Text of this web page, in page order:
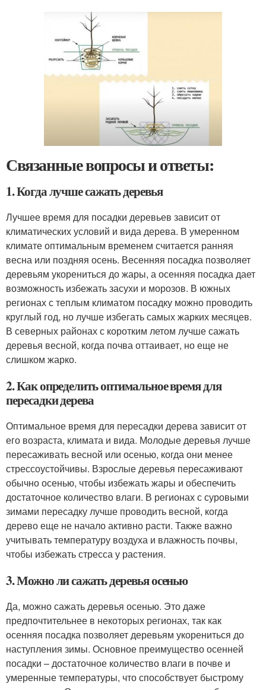
Связанные вопросы и ответы:
1. Когда лучше сажать деревья
Лучшее время для посадки деревьев зависит от
климатических условий и вида дерева. В умеренном
климате оптимальным временем считается ранняя
весна или поздняя осень. Весенняя посадка позволяет
деревьям укорениться до жары, а осенняя посадка дает
возможность избежать засухи и морозов. В южных
регионах с теплым климатом посадку можно проводить
круглый год, но лучше избегать самых жарких месяцев.
В северных районах с коротким летом лучше сажать
деревья весной, когда почва оттаивает, но еще не
слишком жарко.
2. Как определить оптимальное время для
пересадки дерева
Оптимальное время для пересадки дерева зависит от
его возраста, климата и вида. Молодые деревья лучше
пересаживать весной или осенью, когда они менее
стрессоустойчивы. Взрослые деревья пересаживают
обычно осенью, чтобы избежать жары и обеспечить
достаточное количество влаги. В регионах с суровыми
зимами пересадку лучше проводить весной, когда
дерево еще не начало активно расти. Также важно
учитывать температуру воздуха и влажность почвы,
чтобы избежать стресса у растения.
3. Можно ли сажать деревья осенью
Да, можно сажать деревья осенью. Это даже
предпочтительнее в некоторых регионах, так как
осенняя посадка позволяет деревьям укорениться до
наступления зимы. Основное преимущество осенней
посадки – достаточное количество влаги в почве и
умеренные температуры, что способствует быстрому